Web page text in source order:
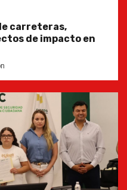
carreteras,
de impacto en